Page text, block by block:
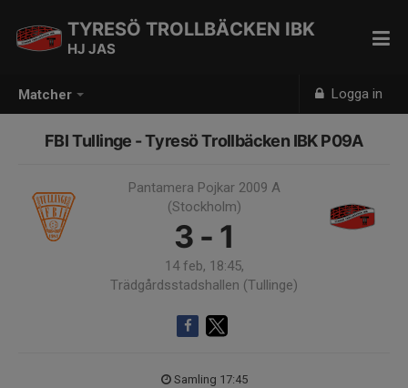
Matcher Logga in
TYRESÖ TROLLBÄCKEN IBK
HJ JAS
FBI Tullinge - Tyresö Trollbäcken IBK P09A
Pantamera Pojkar 2009 A
(Stockholm)
3 - 1
14 feb, 18:45,
Trädgårdsstadshallen (Tullinge)
Samling 17:45